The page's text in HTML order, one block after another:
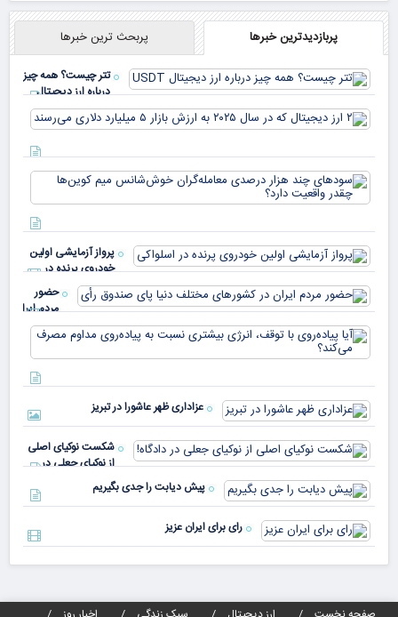
پربازدیدترین خبرها پربحث ترین خبرها
تتر چیست؟ همه چیز
درباره ارز دیجیتال
USDT
پرواز آزمایشی اولین
خودروی پرنده در
اسلواکی
حضور
مردم ایران
در
کشورهای
مختلف
دنیا پای
صندوق
عزاداری ظهر عاشورا در تبریز
شکست نوکیای اصلی
از نوکیای جعلی در
دادگاه!
پیش دیابت را جدی بگیریم
رای برای ایران عزیز